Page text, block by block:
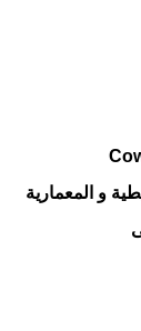
و المعمارية